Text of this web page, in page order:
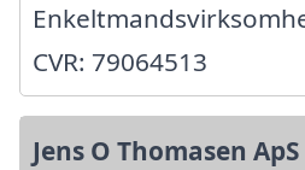
CVR: 79064513
Jens O Thomasen ApS